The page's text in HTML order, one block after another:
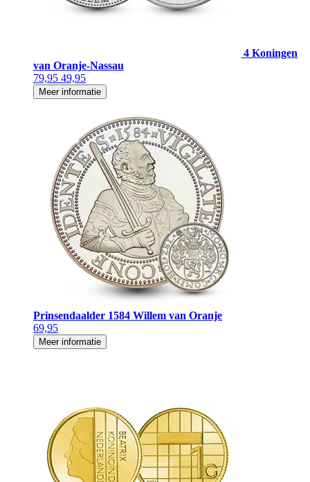
4 Koningen
van Oranje-Nassau
79,95 49,95
Meer informatie
Prinsendaalder 1584 Willem van Oranje
69,95
Meer informatie